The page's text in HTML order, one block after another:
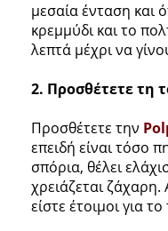
μεσαία ένταση και
κρεμμύδι και το
λεπτά μέχρι να
2. Προσθέτετε τη
Προσθέτετε την
επειδή είναι τόσο
σπόρια, θέλει
χρειάζεται ζάχαρη.
είστε έτοιμοι για